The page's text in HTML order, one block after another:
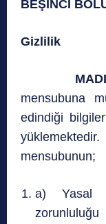
BEŞİNCİ
Gizlilik
mensubuna
edindiği
mensubunun;
a) Yasal